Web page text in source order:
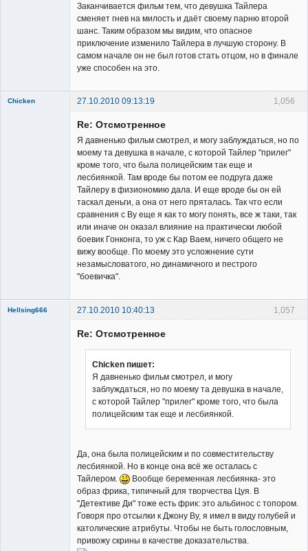
Заканчивается фильм тем, что девушка Тайлера
сменяет гнев на милость и даёт своему парню второй
шанс. Таким образом мы видим, что опасное
приключение изменило Тайлера в лучшую сторону. В
самом начале он не был готов стать отцом, но в финале
уже способен на это.
1,056
Chicken
27.10.2010 09:13:19
Re: Отсмотренное
Я давненько фильм смотрел, и могу заблуждаться, но по
моему та девушка в начале, с которой Тайлер "прилег"
кроме того, что была полицейским так еще и
лесбиянкой. Там вроде бы потом ее подруга даже
Тайлеру в физиономию дала. И еще вроде бы он ей
таскал деньги, а она от него пряталась. Так что если
сравнения с Ву еще я как то могу понять, все ж таки, так
или иначе он оказал влияние на практически любой
боевик Гонконга, то уж с Кар Ваем, ничего общего не
вижу вообще. По моему это усложнение сути
незамысловатого, но динамичного и пестрого
"боевичка".
1,057
Hellsing666 27.10.2010 10:40:13
Re: Отсмотренное
Chicken пишет:
Я давненько фильм смотрел, и могу
заблуждаться, но по моему та девушка в начале,
с которой Тайлер "прилег" кроме того, что была
полицейским так еще и лесбиянкой.
Да, она была полицейским и по совместительству
лесбиянкой. Но в конце она всё же осталась с
Тайлером.
Вообще беременная лесбиянка- это
образ фрика, типичный для творчества Цуя. В
"Детективе Ди" тоже есть фрик: это альбинос с топором.
Говоря про отсылки к Джону Ву, я имел в виду голубей и
католические атрибуты. Чтобы не быть голословным,
привожу скрины в качестве доказательства.